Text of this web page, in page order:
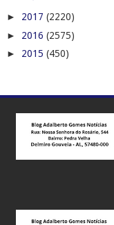
► 2017 (2220)
► 2016 (2575)
► 2015 (450)